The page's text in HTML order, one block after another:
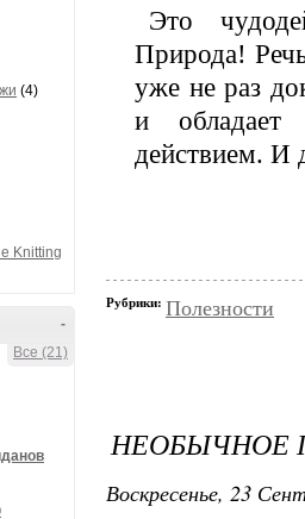
(4)
Knitting
-
Все (21)
Это
Природа!
уже не раз
и обладает
действием. И
Рубрики: Полезности
НЕОБЫЧНОЕ
Воскресенье, 23